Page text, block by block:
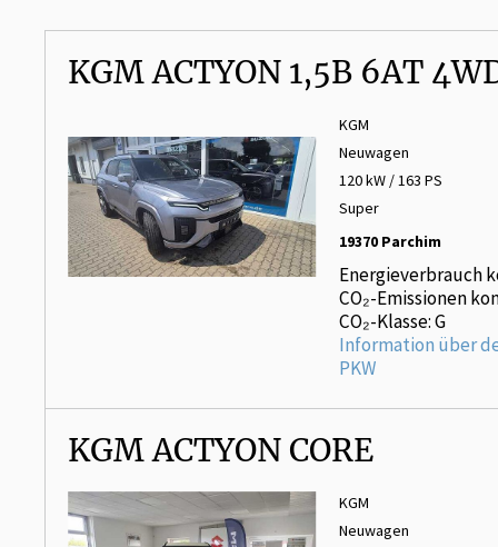
KGM ACTYON 1,5B 6AT
KGM
Neuwagen
120 kW / 163 PS
Super
19370 Parchim
Energieverbrauch
CO₂-Emissionen
CO₂-Klasse: G
Information über
PKW
KGM ACTYON CORE
KGM
Neuwagen